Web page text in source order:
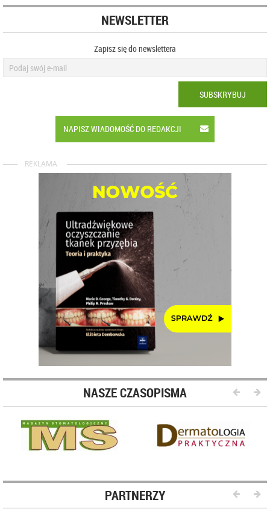
NEWSLETTER
Zapisz się do newslettera
SUBSKRYBUJ
NAPISZ WIADOMOŚĆ DO REDAKCJI
REKLAMA
NASZE CZASOPISMA
PARTNERZY